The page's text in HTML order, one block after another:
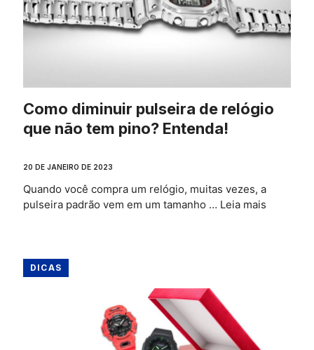
Como diminuir pulseira de relógio
que não tem pino? Entenda!
20 DE JANEIRO DE 2023
Quando você compra um relógio, muitas vezes, a
pulseira padrão vem em um tamanho … Leia mais
DICAS